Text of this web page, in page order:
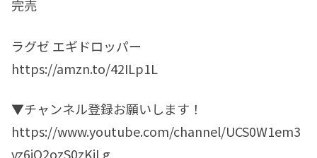
完売
ラグゼ エギドロッパー
https://amzn.to/42ILp1L
▼チャンネル登録お願いします！
https://www.youtube.com/channel/UCS0W1em3
vz6jQ2ozS0zKiLg